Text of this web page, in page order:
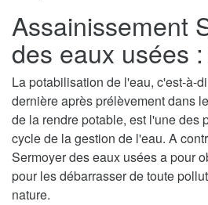
Assainissement
des eaux usées
La potabilisation de l'eau, c'est-à-
dernière après prélèvement dans
de la rendre potable, est l'une des
cycle de la gestion de l'eau. A
Sermoyer des eaux usées a pour
pour les débarrasser de toute
nature.